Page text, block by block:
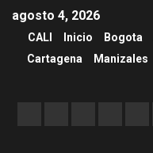
agosto 4, 2026
CALI Inicio Bogota
Cartagena
Manizales